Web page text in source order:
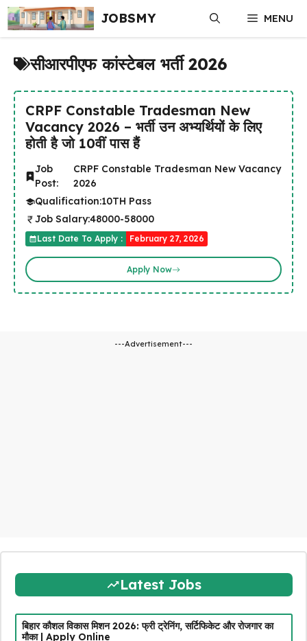
Skip
to
content
JOBSMY MENU
सीआरपीएफ कांस्टेबल भर्ती 2026
CRPF Constable Tradesman New
Vacancy 2026 – भर्ती उन अभ्यर्थियों के लिए
होती है जो 10वीं पास हैं
Job
Post:
CRPF Constable Tradesman New Vacancy
2026
Qualification:10TH Pass
Job Salary:48000-58000
Last Date To Apply : February 27, 2026
Apply Now
---Advertisement---
Latest Jobs
बिहार कौशल विकास मिशन 2026: फ्री ट्रेनिंग, सर्टिफिकेट और रोजगार का
मौका | Apply Online